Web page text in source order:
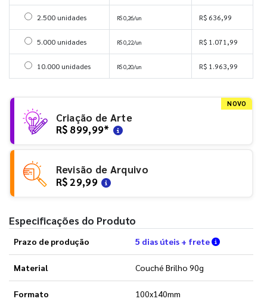
Selecionar 2500 unidades
2.500 unidades R$ 0,26/un R$ 636,99
Selecionar 5000 unidades
5.000 unidades R$ 0,22/un R$ 1.071,99
Selecionar 10000 unidades
10.000 unidades R$ 0,20/un R$ 1.963,99
NOVO
Criação de Arte
R$ 899,99*
Revisão de Arquivo
R$ 29,99
Especificações do Produto
Prazo de produção 5 dias úteis + frete Verifique
Material Couché Brilho 90g
Formato 100x140mm